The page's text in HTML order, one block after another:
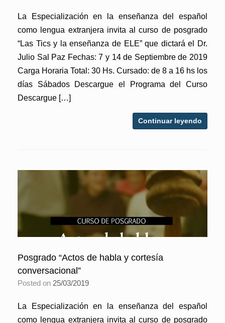
La Especialización en la enseñanza del español
como lengua extranjera invita al curso de posgrado
“Las Tics y la enseñanza de ELE” que dictará el Dr.
Julio Sal Paz Fechas: 7 y 14 de Septiembre de 2019
Carga Horaria Total: 30 Hs. Cursado: de 8 a 16 hs los
días Sábados Descargue el Programa del Curso
Descargue […]
Continuar leyendo
Posgrado “Actos de habla y cortesía
conversacional”
Posted on 25/03/2019
La Especialización en la enseñanza del español
como lengua extranjera invita al curso de posgrado